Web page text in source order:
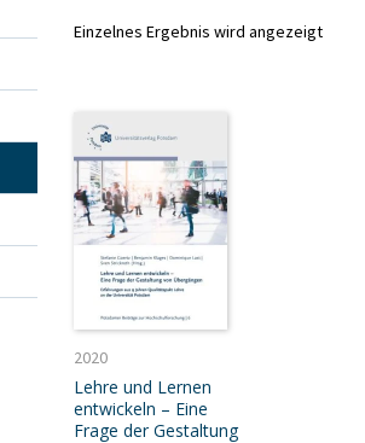
Einzelnes Ergebnis wird angezeigt
2020
Lehre und Lernen
entwickeln – Eine
Frage der Gestaltung